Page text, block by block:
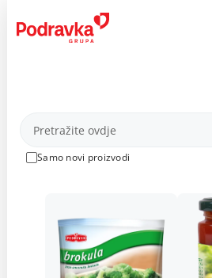
content
Proizvodi
Samo novi proizvodi